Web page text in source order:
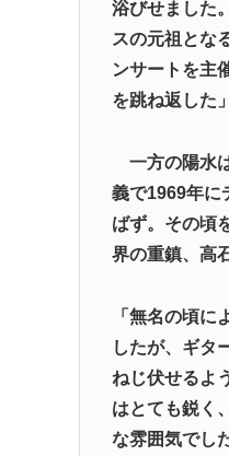
浴びせました
スの元祖とな
ンサートを主
を跳ね返した」
一方の陽水
義で1969年に
ばず。その頃
界の重鎮、高
「無名の頃に
したが、ギタ
ねじ伏せるよ
はとても鋭く
な雰囲気でし